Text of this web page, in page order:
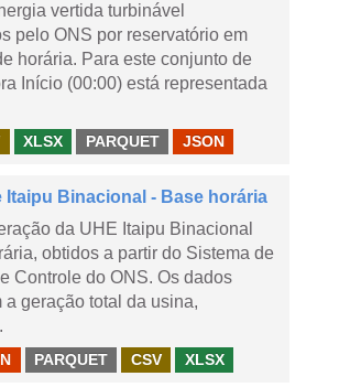
vertida turbinável
pelo ONS por reservatório em
horária. Para este conjunto de
Início (00:00) está representada
XLSX PARQUET JSON
Itaipu Binacional - Base horária
da UHE Itaipu Binacional
obtidos a partir do Sistema de
Controle do ONS. Os dados
a geração total da usina,
PARQUET CSV XLSX